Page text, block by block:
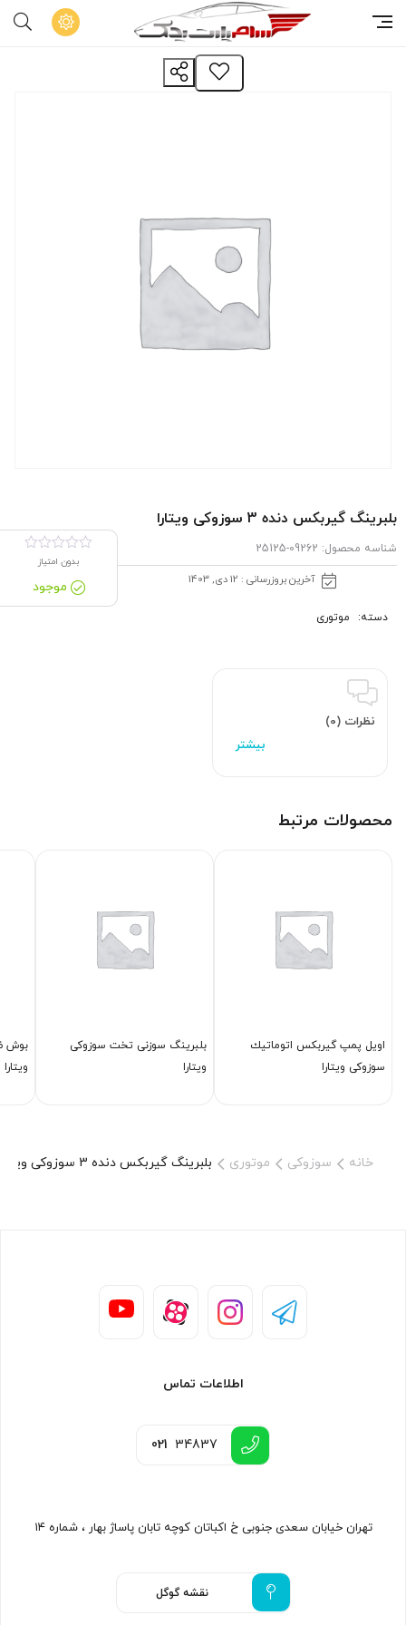
بلبرینگ گیربكس دنده 3 سوزوکی ویتارا
شناسه محصول: 09262-25125
آخرین بروزرسانی : 12 دی, 1403
بدون امتیاز
موجود
دسته: موتوری
نظرات (0)
محصولات مرتبط
اویل پمپ گیربكس اتوماتیك
سوزوکی ویتارا
بلبرینگ سوزنی تخت سوزوکی
ویتارا
بوش
ویتارا
خانه سوزوکی موتوری بلبرینگ گیربكس دنده 3 سوزوکی ویتارا
اطلاعات تماس
021 34837
تهران خیابان سعدی جنوبی خ اکباتان کوچه تابان پاساژ بهار ، شماره ۱۴
نقشه گوگل